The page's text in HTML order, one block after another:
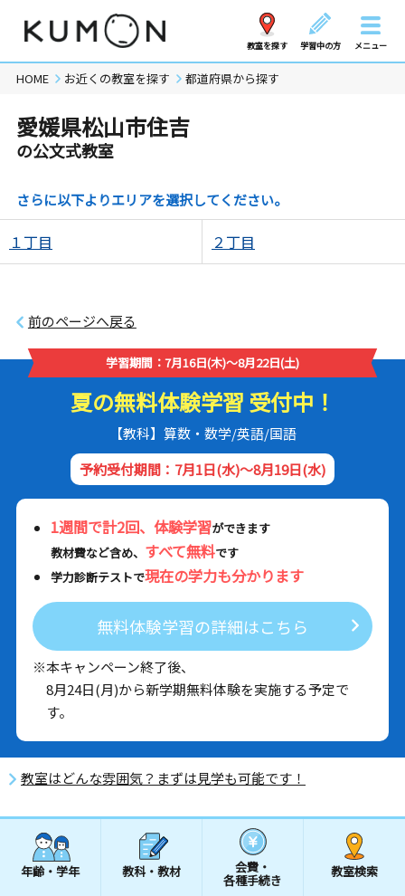
教室を探す 学習中の方 メニュー
HOME お近くの教室を探す 都道府県から探す
愛媛県松山市住吉
の公文式教室
さらに以下よりエリアを選択してください。
１丁目 ２丁目
前のページへ戻る
学習期間：7月16日(木)～8月22日(土)
夏の無料体験学習 受付中！
【教科】算数・数学/英語/国語
予約受付期間：7月1日(水)～8月19日(水)
1週間で計2回、体験学習ができます
教材費など含め、 すべて無料です
学力診断テストで現在の学力も分かります
無料体験学習の詳細はこちら
※本キャンペーン終了後、
8月24日(月)から新学期無料体験を実施する予定で
す。
教室はどんな雰囲気？まずは見学も可能です！
年齢・学年 教科・教材 会費・
各種手続き
教室検索